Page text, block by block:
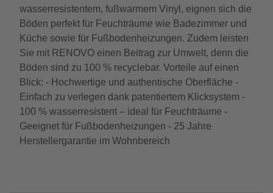
wasserresistentem, fußwarmem Vinyl, eignen sich die
Böden perfekt für Feuchträume wie Badezimmer und
Küche sowie für Fußbodenheizungen. Zudem leisten
Sie mit RENOVO einen Beitrag zur Umwelt, denn die
Böden sind zu 100 % recyclebar. Vorteile auf einen
Blick: - Hochwertige und authentische Oberfläche -
Einfach zu verlegen dank patentiertem Klicksystem -
100 % wasserresistent – ideal für Feuchträume -
Geeignet für Fußbodenheizungen - 25 Jahre
Herstellergarantie im Wohnbereich